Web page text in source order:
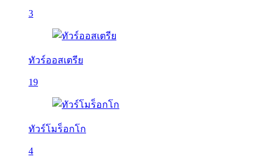
3
ทัวร์ออสเตรีย
19
ทัวร์โมร็อกโก
4